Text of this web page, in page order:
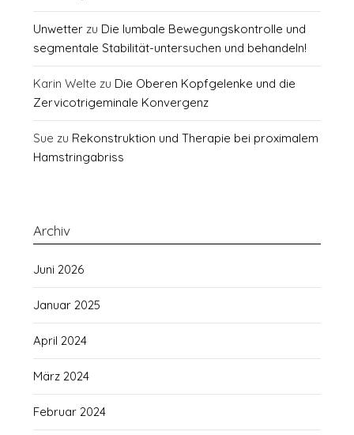
Unwetter zu Die lumbale Bewegungskontrolle und
segmentale Stabilität-untersuchen und behandeln!
Karin Welte zu Die Oberen Kopfgelenke und die
Zervicotrigeminale Konvergenz
Sue zu Rekonstruktion und Therapie bei proximalem
Hamstringabriss
Archiv
Juni 2026
Januar 2025
April 2024
März 2024
Februar 2024